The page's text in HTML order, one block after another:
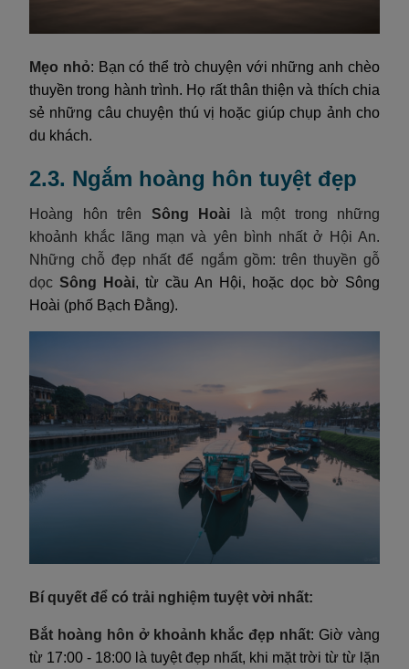
Mẹo nhỏ: Bạn có thể trò chuyện với những anh chèo
thuyền trong hành trình. Họ rất thân thiện và thích chia
sẻ những câu chuyện thú vị hoặc giúp chụp ảnh cho
du khách.
2.3. Ngắm hoàng hôn tuyệt đẹp
Hoàng hôn trên Sông Hoài là một trong những
khoảnh khắc lãng mạn và yên bình nhất ở Hội An.
Những chỗ đẹp nhất để ngắm gồm: trên thuyền gỗ
dọc Sông Hoài, từ cầu An Hội, hoặc dọc bờ Sông
Hoài (phố Bạch Đằng).
Bí quyết để có trải nghiệm tuyệt vời nhất:
Bắt hoàng hôn ở khoảnh khắc đẹp nhất: Giờ vàng
từ 17:00 - 18:00 là tuyệt đẹp nhất, khi mặt trời từ từ lặn